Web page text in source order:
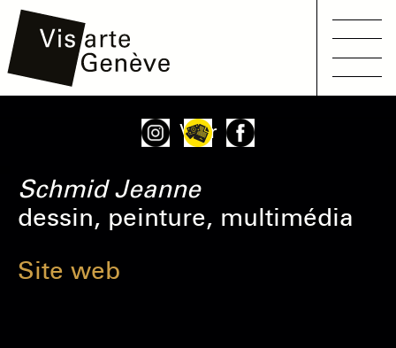
principal
Voir
Schmid Jeanne
dessin, peinture, multimédia
Site web